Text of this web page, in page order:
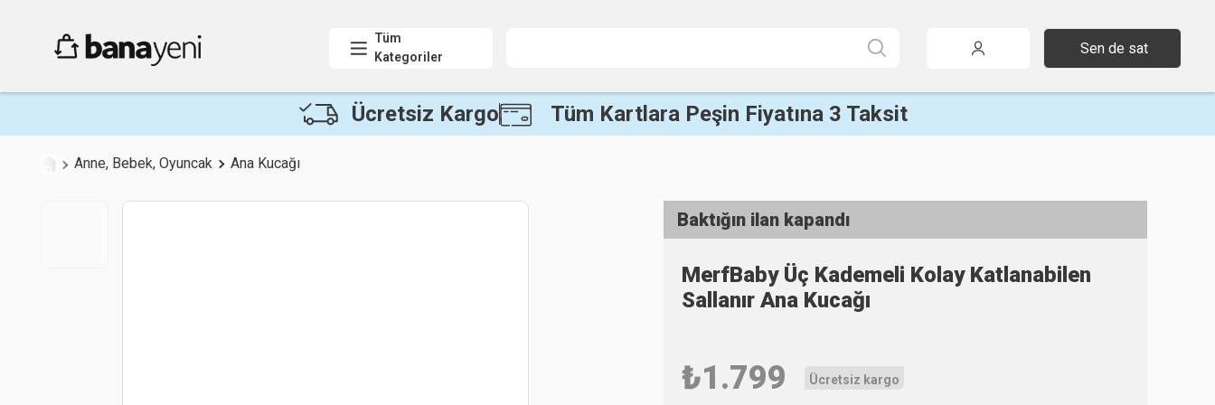
Tüm
Kategoriler
Sen de sat
Ücretsiz Kargo Tüm Kartlara Peşin Fiyatına 3 Taksit
Anne, Bebek, Oyuncak Ana Kucağı
Baktığın ilan kapandı
MerfBaby Üç Kademeli Kolay Katlanabilen
Sallanır Ana Kucağı
₺1.799 Ücretsiz kargo